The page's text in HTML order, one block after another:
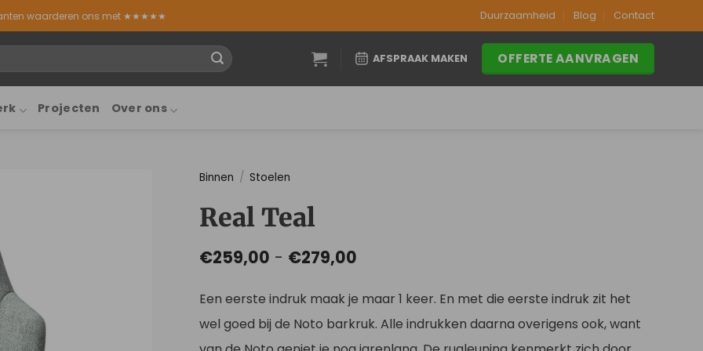
waarderen ons met ★★★★★ Duurzaamheid Blog Contact
AFSPRAAK MAKEN OFFERTE AANVRAGEN
Projecten Over ons
Binnen / Stoelen
Real Teal
€259,00 - €279,00
€279,00
Een eerste indruk maak je maar 1 keer. En met die eerste indruk zit het
wel goed bij de Noto barkruk. Alle indrukken daarna overigens ook, want